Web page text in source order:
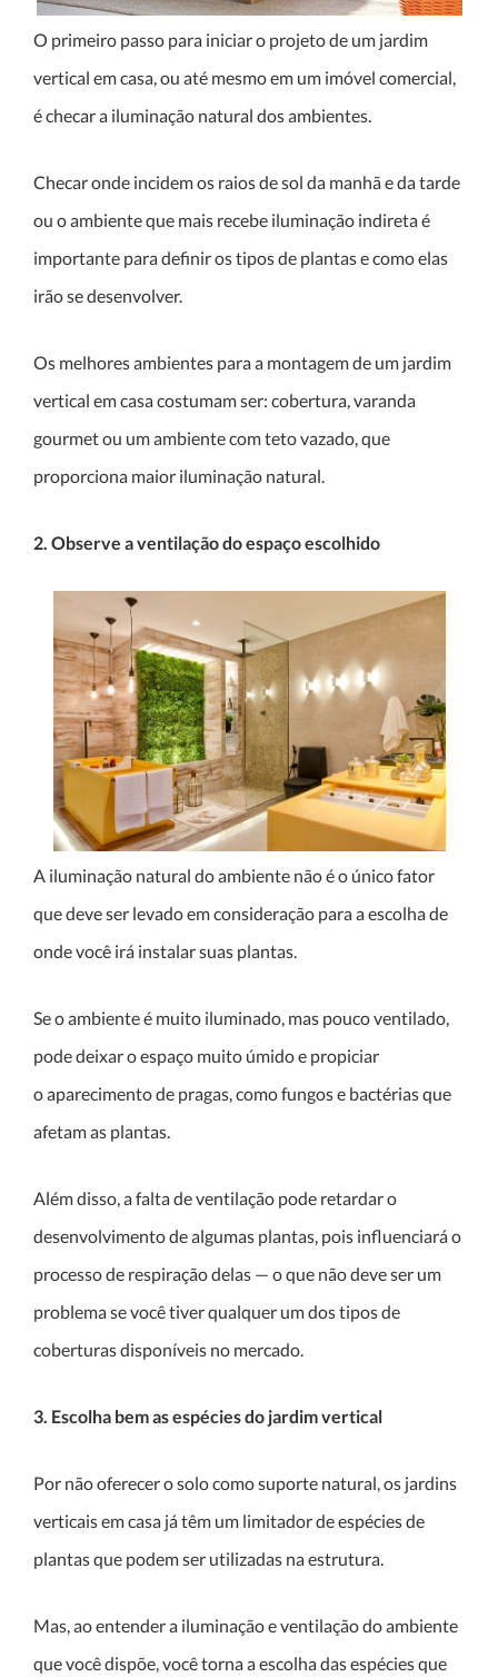
O primeiro passo para iniciar o projeto de um jardim
vertical em casa, ou até mesmo em um imóvel comercial,
é checar a iluminação natural dos ambientes.
Checar onde incidem os raios de sol da manhã e da tarde
ou o ambiente que mais recebe iluminação indireta é
importante para definir os tipos de plantas e como elas
irão se desenvolver.
Os melhores ambientes para a montagem de um jardim
vertical em casa costumam ser: cobertura, varanda
gourmet ou um ambiente com teto vazado, que
proporciona maior iluminação natural.
2. Observe a ventilação do espaço escolhido
A iluminação natural do ambiente não é o único fator
que deve ser levado em consideração para a escolha de
onde você irá instalar suas plantas.
Se o ambiente é muito iluminado, mas pouco ventilado,
pode deixar o espaço muito úmido e propiciar
o aparecimento de pragas, como fungos e bactérias que
afetam as plantas.
Além disso, a falta de ventilação pode retardar o
desenvolvimento de algumas plantas, pois influenciará o
processo de respiração delas — o que não deve ser um
problema se você tiver qualquer um dos tipos de
coberturas disponíveis no mercado.
3. Escolha bem as espécies do jardim vertical
Por não oferecer o solo como suporte natural, os jardins
verticais em casa já têm um limitador de espécies de
plantas que podem ser utilizadas na estrutura.
Mas, ao entender a iluminação e ventilação do ambiente
que você dispõe, você torna a escolha das espécies que